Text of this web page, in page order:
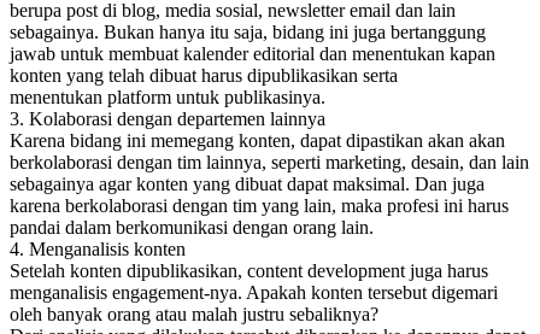
berupa post di blog, media sosial, newsletter email dan lain
sebagainya. Bukan hanya itu saja, bidang ini juga bertanggung
jawab untuk membuat kalender editorial dan menentukan kapan
konten yang telah dibuat harus dipublikasikan serta
menentukan platform untuk publikasinya.
3. Kolaborasi dengan departemen lainnya
Karena bidang ini memegang konten, dapat dipastikan akan akan
berkolaborasi dengan tim lainnya, seperti marketing, desain, dan lain
sebagainya agar konten yang dibuat dapat maksimal. Dan juga
karena berkolaborasi dengan tim yang lain, maka profesi ini harus
pandai dalam berkomunikasi dengan orang lain.
4. Menganalisis konten
Setelah konten dipublikasikan, content development juga harus
menganalisis engagement-nya. Apakah konten tersebut digemari
oleh banyak orang atau malah justru sebaliknya?